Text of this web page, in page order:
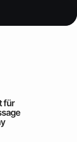
für